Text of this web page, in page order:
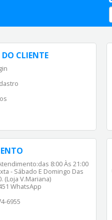
CLIENTE
8:00 Às 21:00
- Sábado E Domingo Das
(Loja V.Mariana)
WhatsApp
6955